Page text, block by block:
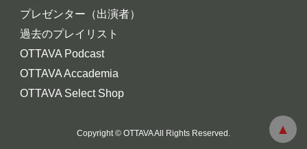
プレゼンター（出演者）
過去のプレイリスト
OTTAVA Podcast
OTTAVA Accademia
OTTAVA Select Shop
Copyright © OTTAVA All Rights Reserved.